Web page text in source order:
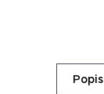
Popis